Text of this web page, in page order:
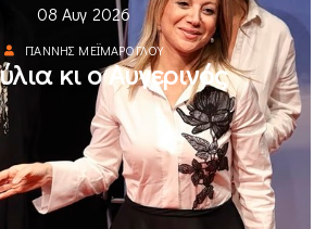
08 Αυγ 2026
ΓΙΆΝΝΗΣ ΜΕΪΜΆΡΟΓΛΟΥ
κι ο Αυγερινός